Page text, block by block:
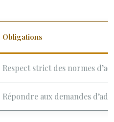
Obligations
Respect strict des normes
Répondre aux demandes